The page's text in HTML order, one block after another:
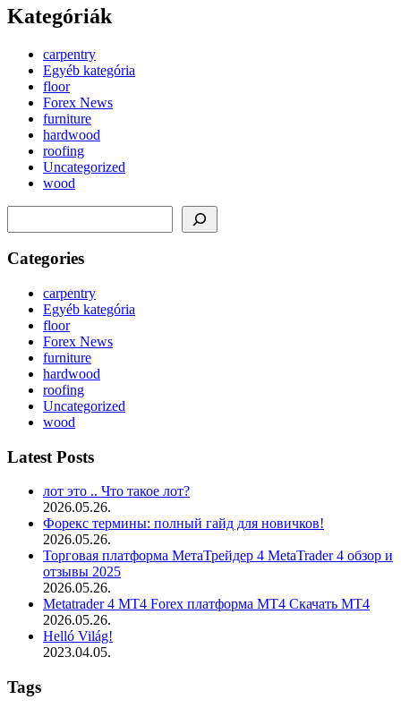
Kategóriák
carpentry
Egyéb kategória
floor
Forex News
furniture
hardwood
roofing
Uncategorized
wood
Categories
carpentry
Egyéb kategória
floor
Forex News
furniture
hardwood
roofing
Uncategorized
wood
Latest Posts
лот это .. Что такое лот?
2026.05.26.
Форекс термины: полный гайд для новичков!
2026.05.26.
Торговая платформа МетаТрейдер 4 MetaTrader 4 обзор и
отзывы 2025
2026.05.26.
Metatrader 4 MT4 Forex платформа MT4 Скачать MT4
2026.05.26.
Helló Világ!
2023.04.05.
Tags